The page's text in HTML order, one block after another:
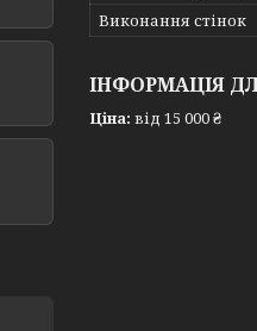
Виконання стінок
ІНФОРМАЦІЯ
Ціна: від 15 000 ₴